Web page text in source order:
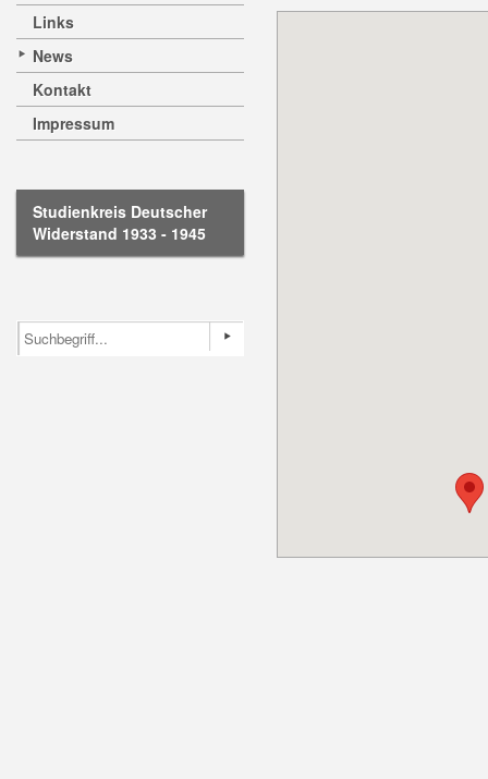
Links
News
Kontakt
Impressum
Studienkreis Deutscher
Widerstand 1933 - 1945